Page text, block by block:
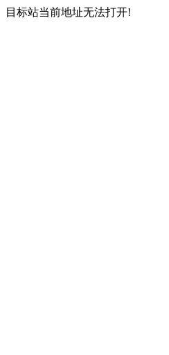
目标站当前地址无法打开!